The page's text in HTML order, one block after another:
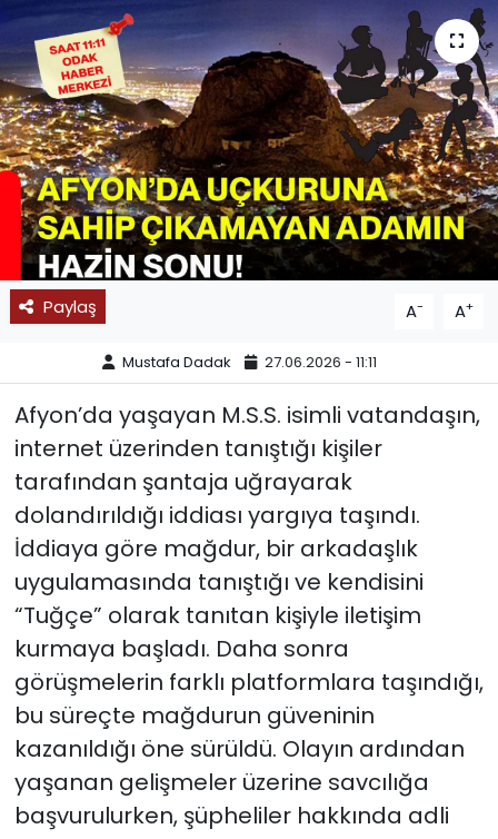
Paylaş A- A+
Mustafa Dadak 27.06.2026 - 11:11
Afyon’da yaşayan M.S.S. isimli vatandaşın,
internet üzerinden tanıştığı kişiler
tarafından şantaja uğrayarak
dolandırıldığı iddiası yargıya taşındı.
İddiaya göre mağdur, bir arkadaşlık
uygulamasında tanıştığı ve kendisini
“Tuğçe” olarak tanıtan kişiyle iletişim
kurmaya başladı. Daha sonra
görüşmelerin farklı platformlara taşındığı,
bu süreçte mağdurun güveninin
kazanıldığı öne sürüldü. Olayın ardından
yaşanan gelişmeler üzerine savcılığa
başvurulurken, şüpheliler hakkında adli
SAĞLIK
SPOR
11:11 MANŞET